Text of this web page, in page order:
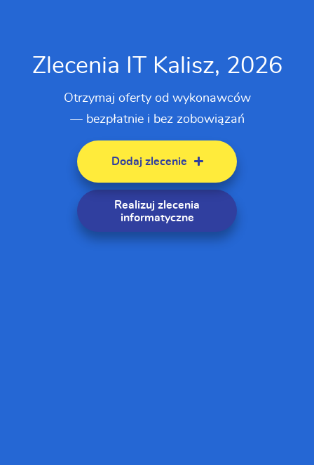
Zlecenia IT Kalisz, 2026
Otrzymaj oferty od wykonawców
— bezpłatnie i bez zobowiązań
Dodaj zlecenie
Realizuj zlecenia
informatyczne